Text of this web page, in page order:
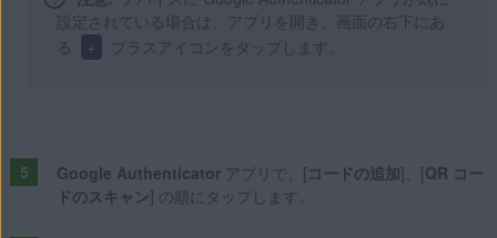
設定されている場合は、アプリを開き、画面の右下にあ
る
+ プラスアイコンをタップします。
Google Authenticatorアプリで、[ コードの追加]、[QR コー
ドのスキャン] の順にタップします。